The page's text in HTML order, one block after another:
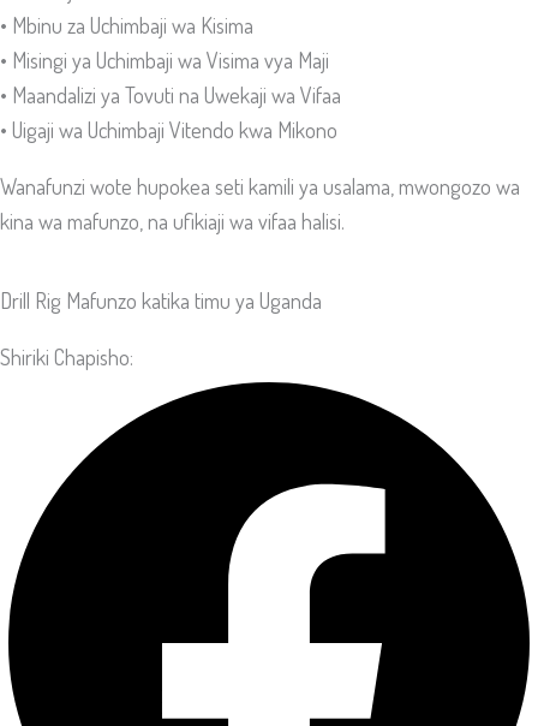
• Mbinu za Uchimbaji wa Kisima
• Misingi ya Uchimbaji wa Visima vya Maji
• Maandalizi ya Tovuti na Uwekaji wa Vifaa
• Uigaji wa Uchimbaji Vitendo kwa Mikono
Wanafunzi wote hupokea seti kamili ya usalama, mwongozo wa
kina wa mafunzo, na ufikiaji wa vifaa halisi.
Drill Rig Mafunzo katika timu ya Uganda
Shiriki Chapisho: